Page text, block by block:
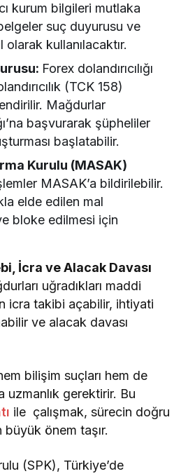
kurum bilgileri mutlaka
suç duyurusu ve
kullanılacaktır.
Forex dolandırıcılığı
(TCK 158)
Mağdurlar
başvurarak şüpheliler
başlatabilir.
Kurulu (MASAK)
MASAK’a bildirilebilir.
elde edilen mal
bloke edilmesi için
İcra ve Alacak Davası
uğradıkları maddi
icra takibi açabilir, ihtiyati
ve alacak davası
hem bilişim suçları hem de
uzmanlık gerektirir. Bu
ile çalışmak, sürecin doğru
büyük önem taşır.
(SPK), Türkiye’de